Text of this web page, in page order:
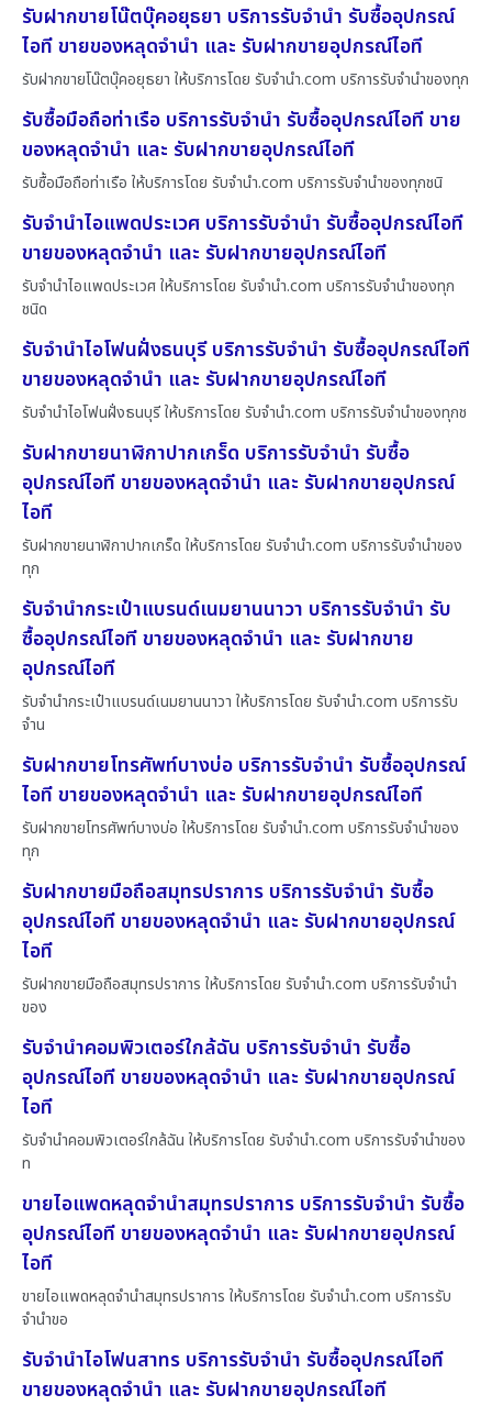
รับฝากขายโน๊ตบุ๊คอยุธยา บริการรับจำนำ รับซื้ออุปกรณ์
ไอที ขายของหลุดจำนำ และ รับฝากขายอุปกรณ์ไอที
รับฝากขายโน๊ตบุ๊คอยุธยา ให้บริการโดย รับจํานํา.com บริการรับจำนำของทุก
รับซื้อมือถือท่าเรือ บริการรับจำนำ รับซื้ออุปกรณ์ไอที ขาย
ของหลุดจำนำ และ รับฝากขายอุปกรณ์ไอที
รับซื้อมือถือท่าเรือ ให้บริการโดย รับจํานํา.com บริการรับจำนำของทุกชนิ
รับจำนำไอแพดประเวศ บริการรับจำนำ รับซื้ออุปกรณ์ไอที
ขายของหลุดจำนำ และ รับฝากขายอุปกรณ์ไอที
รับจำนำไอแพดประเวศ ให้บริการโดย รับจํานํา.com บริการรับจำนำของทุก
ชนิด
รับจำนำไอโฟนฝั่งธนบุรี บริการรับจำนำ รับซื้ออุปกรณ์ไอที
ขายของหลุดจำนำ และ รับฝากขายอุปกรณ์ไอที
รับจำนำไอโฟนฝั่งธนบุรี ให้บริการโดย รับจํานํา.com บริการรับจำนำของทุกช
รับฝากขายนาฬิกาปากเกร็ด บริการรับจำนำ รับซื้อ
อุปกรณ์ไอที ขายของหลุดจำนำ และ รับฝากขายอุปกรณ์
ไอที
รับฝากขายนาฬิกาปากเกร็ด ให้บริการโดย รับจํานํา.com บริการรับจำนำของ
ทุก
รับจำนำกระเป๋าแบรนด์เนมยานนาวา บริการรับจำนำ รับ
ซื้ออุปกรณ์ไอที ขายของหลุดจำนำ และ รับฝากขาย
อุปกรณ์ไอที
รับจำนำกระเป๋าแบรนด์เนมยานนาวา ให้บริการโดย รับจํานํา.com บริการรับ
จำน
รับฝากขายโทรศัพท์บางบ่อ บริการรับจำนำ รับซื้ออุปกรณ์
ไอที ขายของหลุดจำนำ และ รับฝากขายอุปกรณ์ไอที
รับฝากขายโทรศัพท์บางบ่อ ให้บริการโดย รับจํานํา.com บริการรับจำนำของ
ทุก
รับฝากขายมือถือสมุทรปราการ บริการรับจำนำ รับซื้อ
อุปกรณ์ไอที ขายของหลุดจำนำ และ รับฝากขายอุปกรณ์
ไอที
รับฝากขายมือถือสมุทรปราการ ให้บริการโดย รับจํานํา.com บริการรับจำนำ
ของ
รับจำนำคอมพิวเตอร์ใกล้ฉัน บริการรับจำนำ รับซื้อ
อุปกรณ์ไอที ขายของหลุดจำนำ และ รับฝากขายอุปกรณ์
ไอที
รับจำนำคอมพิวเตอร์ใกล้ฉัน ให้บริการโดย รับจํานํา.com บริการรับจำนำของ
ท
ขายไอแพดหลุดจำนำสมุทรปราการ บริการรับจำนำ รับซื้อ
อุปกรณ์ไอที ขายของหลุดจำนำ และ รับฝากขายอุปกรณ์
ไอที
ขายไอแพดหลุดจำนำสมุทรปราการ ให้บริการโดย รับจํานํา.com บริการรับ
จำนำขอ
รับจำนำไอโฟนสาทร บริการรับจำนำ รับซื้ออุปกรณ์ไอที
ขายของหลุดจำนำ และ รับฝากขายอุปกรณ์ไอที